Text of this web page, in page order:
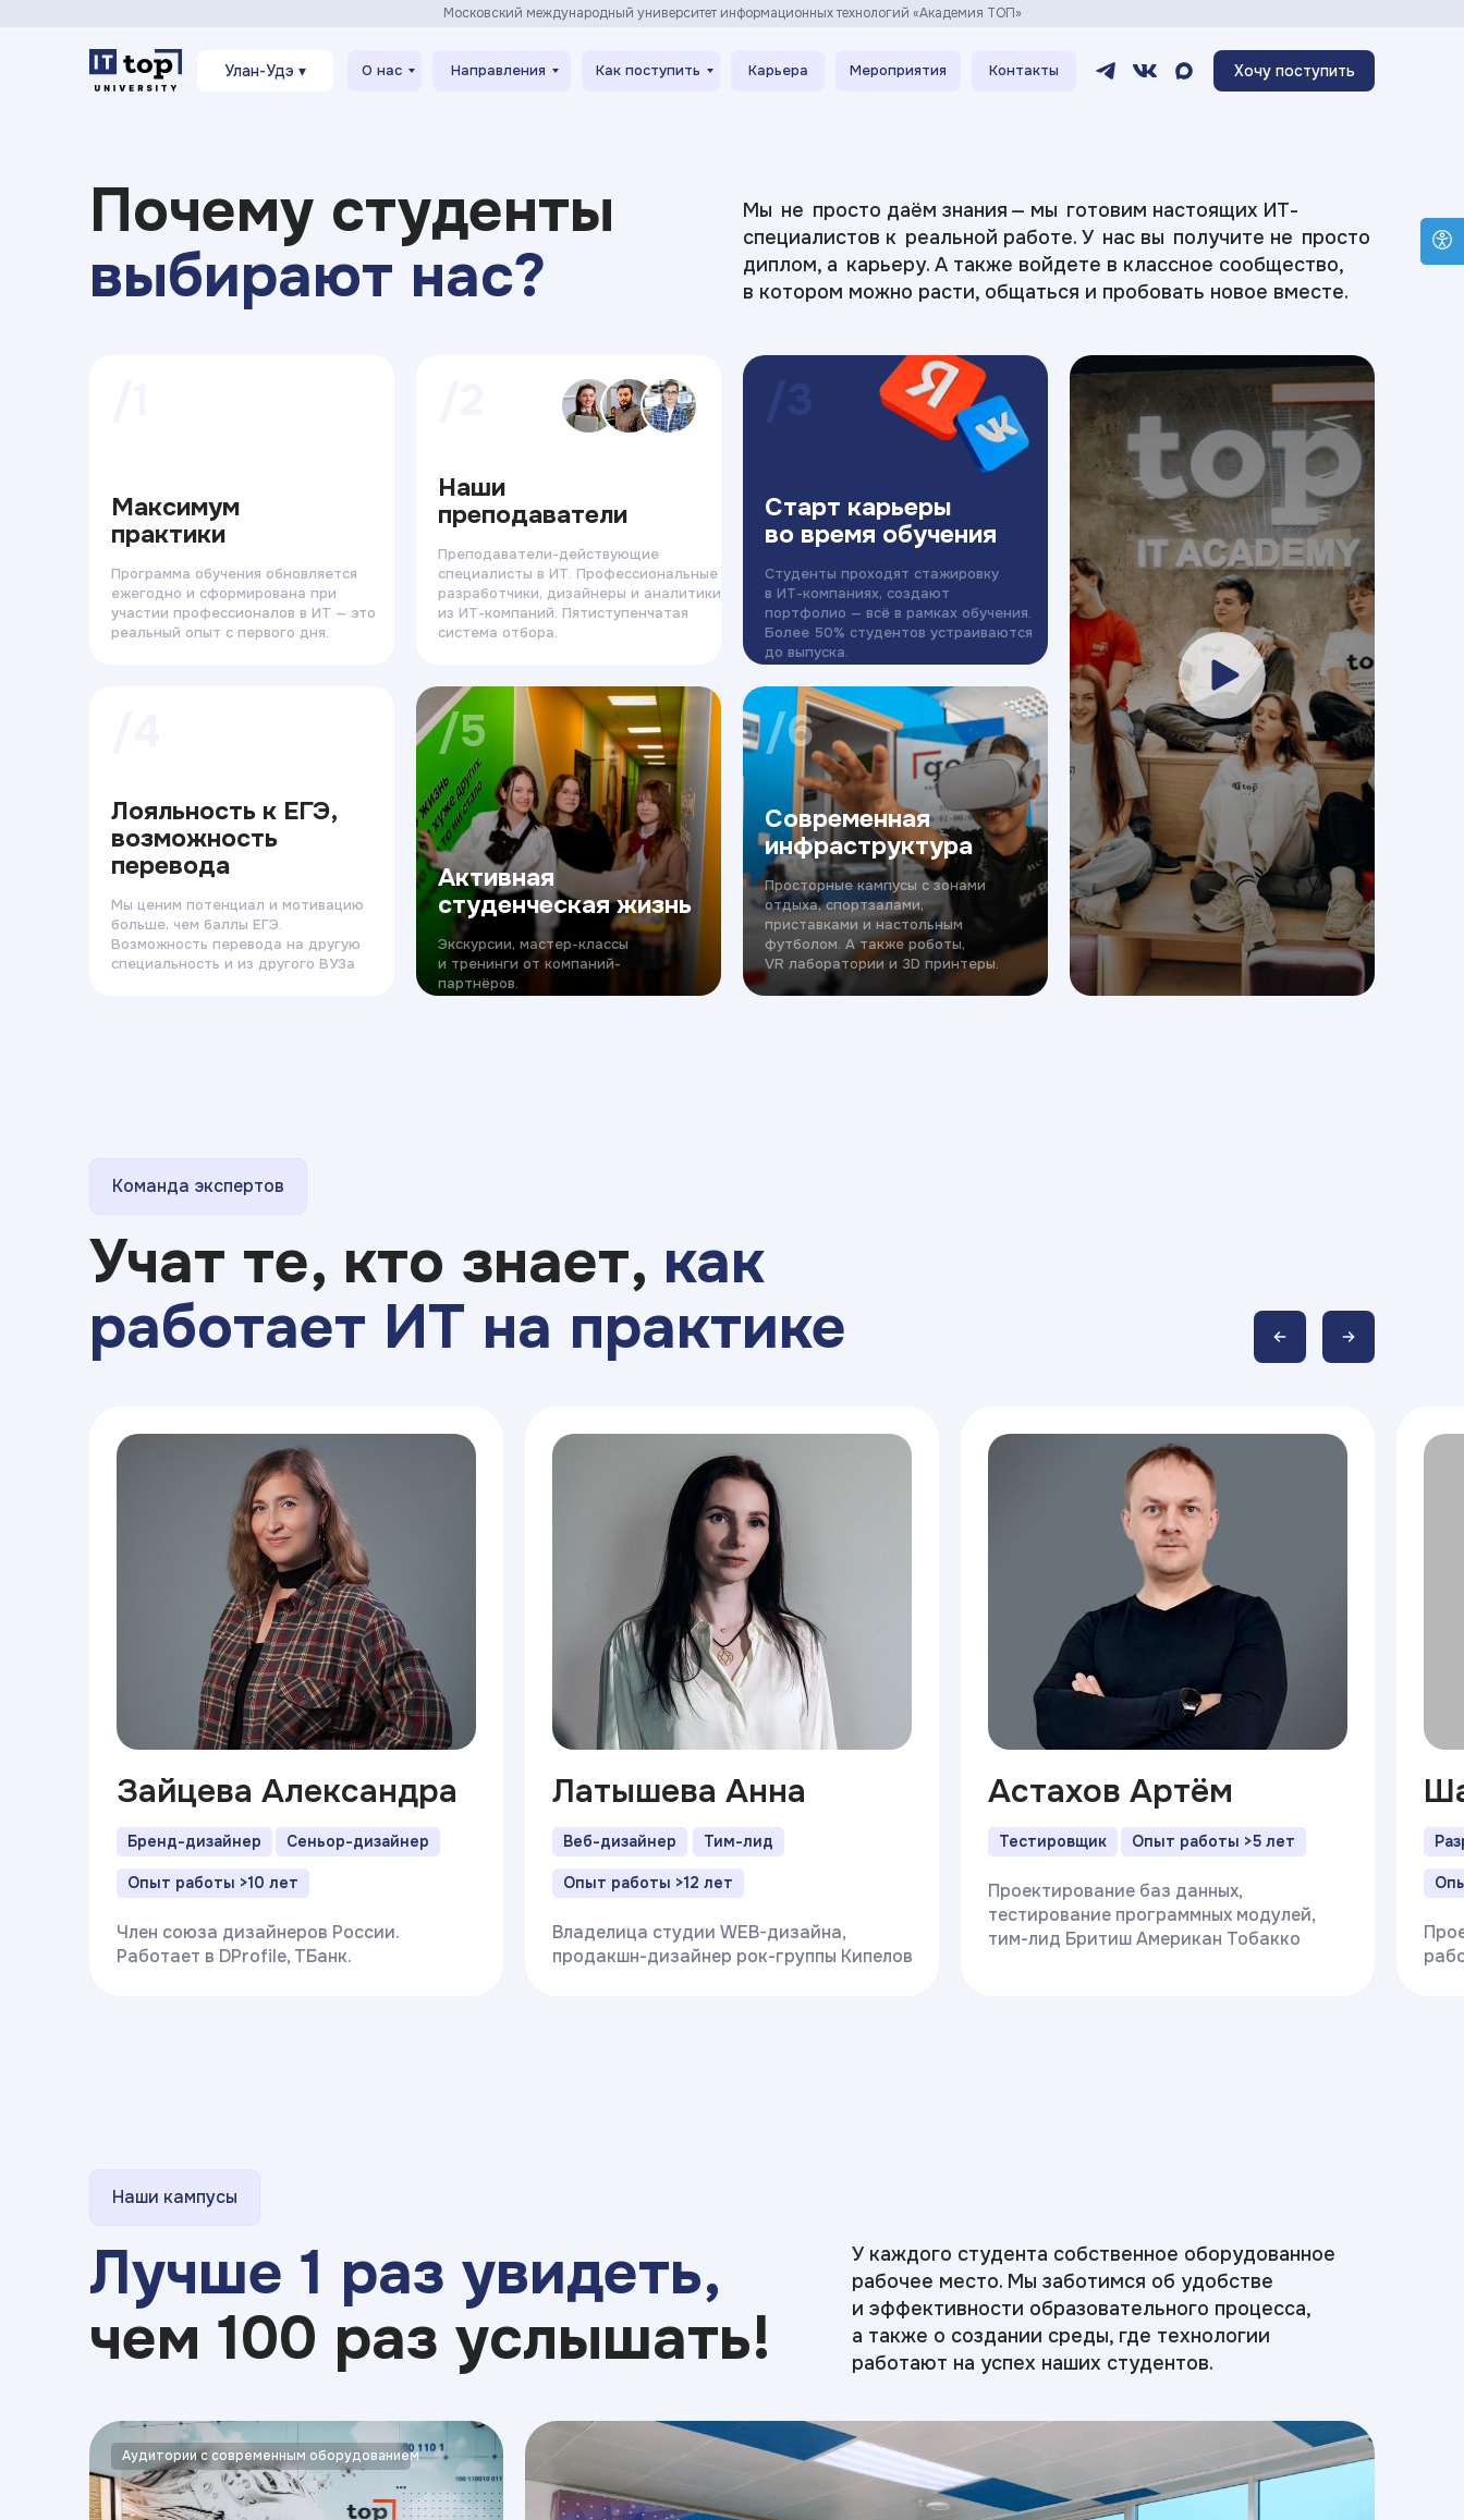
Улан-Удэ ▾ Карьера Мероприятия
О нас Направления Как поступить Контакты Хочу поступить
Московский международный университет информационных технологий «Академия ТОП»
Почему студенты
выбирают нас?
Мы не просто даём знания — мы готовим настоящих ИТ-
специалистов к реальной работе. У нас вы получите не просто
диплом, а карьеру. А также войдете в классное сообщество,
в котором можно расти, общаться и пробовать новое вместе.
Максимум
практики
Программа обучения обновляется
ежегодно и сформирована при
участии профессионалов в ИТ — это
реальный опыт с первого дня.
/6
Современная
инфраструктура
Просторные кампусы с зонами
отдыха, спортзалами,
приставками и настольным
футболом. А также роботы,
VR лаборатории и 3D принтеры.
/3
Старт карьеры
во время обучения
Студенты проходят стажировку
в ИТ-компаниях, создают
портфолио — всё в рамках обучения.
Более 50% студентов устраиваются
до выпуска.
Лояльность к ЕГЭ,
возможность
перевода
Мы ценим потенциал и мотивацию
больше, чем баллы ЕГЭ.
Возможность перевода на другую
специальность и из другого ВУЗа
/5
Активная
студенческая жизнь
Экскурсии, мастер-классы
и тренинги от компаний-
партнёров.
Наши
преподаватели
Преподаватели-действующие
специалисты в ИТ. Профессиональные
разработчики, дизайнеры и аналитики
из ИТ-компаний. Пятиступенчатая
система отбора.
Учат те, кто знает, как
работает ИТ на практике
Команда экспертов
Бренд-дизайнер Сеньор-дизайнер
Опыт работы >10 лет
Член союза дизайнеров России.
Работает в DProfile, ТБанк.
Зайцева Александра
Веб-дизайнер Тим-лид
Опыт работы >12 лет
Владелица студии WEB-дизайна,
продакшн-дизайнер рок-группы Кипелов
Латышева Анна
Тестировщик Опыт работы >5 лет
Проектирование баз данных,
тестирование программных модулей,
тим-лид Бритиш Американ Тобакко
Астахов Артём
Наши кампусы
У каждого студента собственное оборудованное
рабочее место. Мы заботимся об удобстве
и эффективности образовательного процесса,
а также о создании среды, где технологии
работают на успех наших студентов.
Лучше 1 раз увидеть,
чем 100 раз услышать!
Аудитории с современным оборудованием